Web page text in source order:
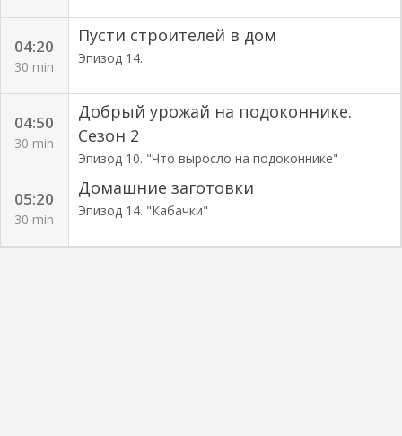
04:20
30 min
Пусти строителей в дом
Эпизод 14.
04:50
30 min
Добрый урожай на подоконнике.
Сезон 2
Эпизод 10. "Что выросло на подоконнике"
05:20
30 min
Домашние заготовки
Эпизод 14. "Кабачки"